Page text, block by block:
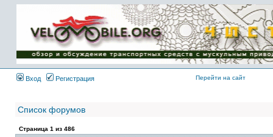
Имя пользователя:
Пароль:
{ LOG_ME_IN_SHORT
}
Вход
Регистрация Перейти на сайт
Список форумов
Страница 1 из 486